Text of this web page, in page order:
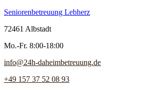
Seniorenbetreuung Lebherz
72461 Albstadt
Mo.-Fr. 8:00-18:00
info@24h-daheimbetreuung.de
+49 157 37 52 08 93